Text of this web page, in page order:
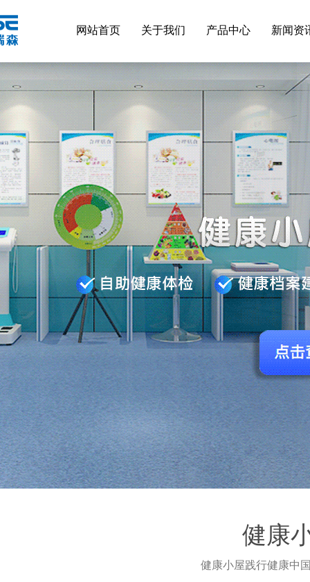
网站首页 关于我们 产品中心 新闻资
健康
健康小屋践行健康中